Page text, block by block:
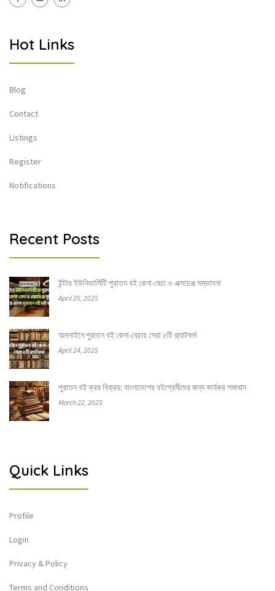
Hot Links
Blog
Contact
Listings
Register
Notifications
Recent Posts
ইন্টার ইউনিভার্সিটি পুরাতন বই কেনা-বেচা ও এক্সচেঞ্জ সম্ভাবনা
April 25, 2025
অনলাইনে পুরাতন বই কেনা-বেচার সেরা ৫টি প্ল্যাটফর্ম
April 24, 2025
পুরাতন বই ক্রয় বিক্রয়: বাংলাদেশের বইপ্রেমীদের জন্য কার্যকর সমাধান
March 22, 2025
Quick Links
Profile
Login
Privacy & Policy
Terms and Conditions